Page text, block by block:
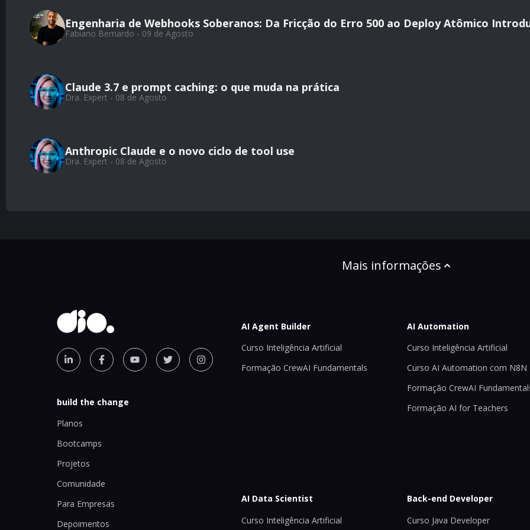
Engenharia de Webhooks Soberanos: Da Fricção do Erro 500 ao Deploy Atômico
Fabiano Bernardo - 09 de Agosto
Claude 3.7 e prompt caching: o que muda na prática
Dra. Expert - 08 de Agosto
Anthropic Claude e o novo ciclo de tool use
Dra. Expert - 08 de Agosto
Mais informações
build the change
Planos
Bootcamps
Projetos
Comunidade
Para Empresas
Depoimentos
AI Agent Builder
Curso Inteligência Artificial
Formação CrewAI Fundamentals
AI Automation
Curso Inteligência Artificial
Curso AI Automation com N8N
Formação CrewAI
Formação AI for Teachers
AI Data Scientist
Curso Inteligência Artificial
Back-end Developer
Curso Java Developer